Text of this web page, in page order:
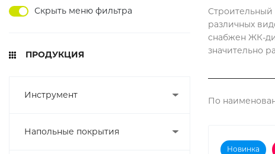
Скрыть меню фильтра
ПРОДУКЦИЯ
Инструмент
Напольные покрытия
различных
снабжен ЖК-
значительно
По
Новинка